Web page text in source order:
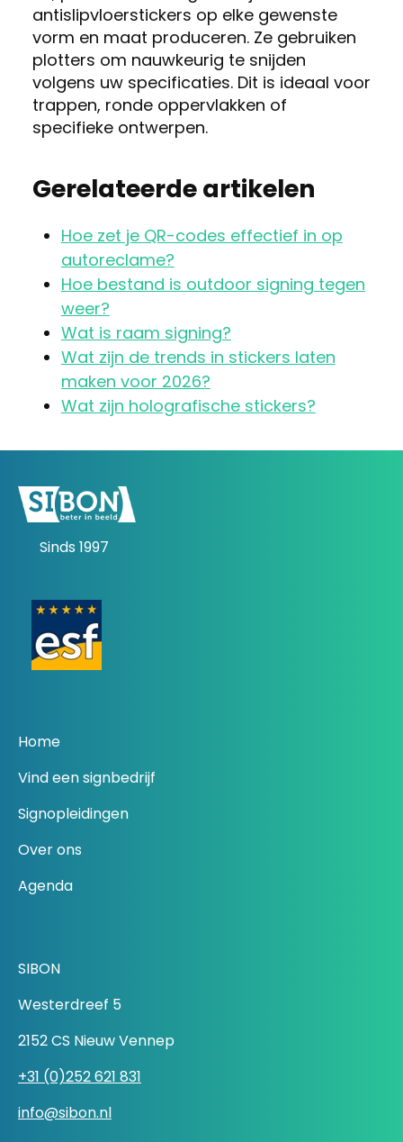
antislipvloerstickers op elke gewenste
vorm en maat produceren. Ze gebruiken
plotters om nauwkeurig te snijden
volgens uw specificaties. Dit is ideaal voor
trappen, ronde oppervlakken of
specifieke ontwerpen.
Gerelateerde artikelen
Hoe zet je QR-codes effectief in op
autoreclame?
Hoe bestand is outdoor signing tegen
weer?
Wat is raam signing?
Wat zijn de trends in stickers laten
maken voor 2026?
Wat zijn holografische stickers?
Sinds 1997
Home
Vind een signbedrijf
Signopleidingen
Over ons
Agenda
SIBON
Westerdreef 5
2152 CS Nieuw Vennep
+31 (0)252 621 831
info@sibon.nl